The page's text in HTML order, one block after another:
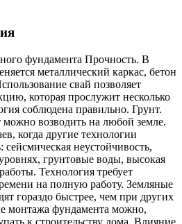
фундамента Прочность. В
металлический каркас, бетон
свай позволяет
которая прослужит несколько
соблюдена правильно. Грунт.
возводить на любой земле.
когда другие технологии
неустойчивость,
грунтовые воды, высокая
Технология требует
на полную работу. Земляные
гораздо быстрее, чем при других
монтажа фундамента можно,
к строительству дома. Влияние